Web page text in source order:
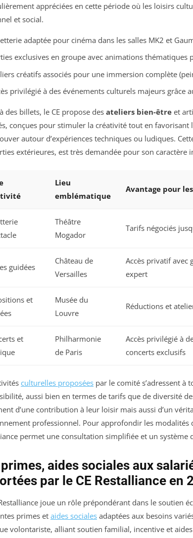
appréciées en cette période où les loisirs
et social.
adaptée pour cinéma dans les salles MK2 et
exclusives en groupe avec animations thématiques
créatifs associés pour une immersion complète
privilégié à des événements culturels majeurs grâce
des billets, le CE propose des ateliers bien-être et
conçues pour stimuler la créativité tout en favorisant
autour d’expériences techniques ou ludiques.
extérieures, est très demandée pour son caractère
Lieu
emblématique
Avantage pour
Théâtre
Mogador
Tarifs négociés
guidées
Château de
Versailles
Accès privatif avec
expert
et
Musée du
Louvre
Réductions et
et
Philharmonie
de Paris
Accès privilégié à
concerts exclusifs
culturelles proposées par le comité s’adressent à
aussi bien en termes de tarifs que de diversité
d’une contribution à leur loisir mais aussi d’un
professionnel. Pour approfondir les modalités
permet une consultation simplifiée et un système
aides sociales aux
par le CE Restalliance en
joue un rôle prépondérant dans le soutien
primes et aides sociales adaptées aux besoins
volontariste, alliant soutien familial, incentive et aides